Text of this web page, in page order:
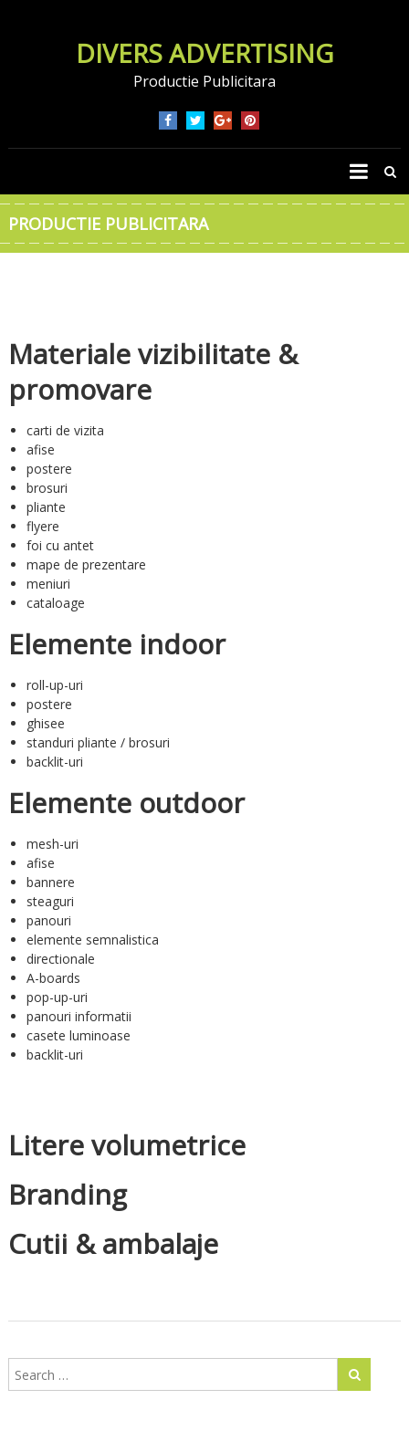
DIVERS ADVERTISING
Productie Publicitara
PRODUCTIE PUBLICITARA
Materiale vizibilitate &
promovare
carti de vizita
afise
postere
brosuri
pliante
flyere
foi cu antet
mape de prezentare
meniuri
cataloage
Elemente indoor
roll-up-uri
postere
ghisee
standuri pliante / brosuri
backlit-uri
Elemente outdoor
mesh-uri
afise
bannere
steaguri
panouri
elemente semnalistica
directionale
A-boards
pop-up-uri
panouri informatii
casete luminoase
backlit-uri
Litere volumetrice
Branding
Cutii & ambalaje